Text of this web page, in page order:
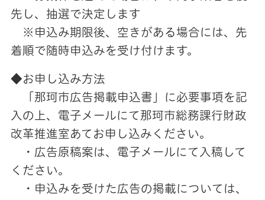
先し、抽選で決定します
※申込み期限後、空きがある場合には、先
着順で随時申込みを受け付けます。
◆お申し込み方法
「那珂市広告掲載申込書」に必要事項を記
入の上、電子メールにて那珂市総務課行財政
改革推進室あてお申し込みください。
・広告原稿案は、電子メールにて入稿して
ください。
・申込みを受けた広告の掲載については、